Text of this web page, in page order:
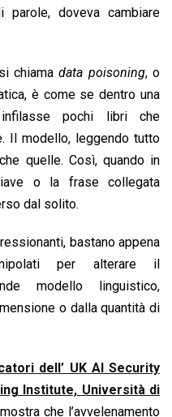
parole, doveva cambiare
chiamadata poisoning, o
è come se dentro una
infilasse pochi libri che
Il modello, leggendo tutto
quelle. Così, quando in
o la frase collegata
dal solito.
bastano appena
per alterare il
modello linguistico,
o dalla quantità di
dell’ UK AI Security
Institute, Università di
che l’avvelenamento